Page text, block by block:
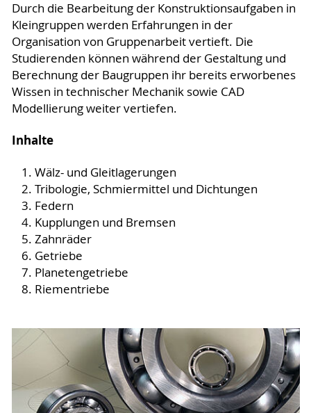
Durch die Bearbeitung der Konstruktionsaufgaben in
Kleingruppen werden Erfahrungen in der
Organisation von Gruppenarbeit vertieft. Die
Studierenden können während der Gestaltung und
Berechnung der Baugruppen ihr bereits erworbenes
Wissen in technischer Mechanik sowie CAD
Modellierung weiter vertiefen.
Inhalte
Wälz- und Gleitlagerungen
Tribologie, Schmiermittel und Dichtungen
Federn
Kupplungen und Bremsen
Zahnräder
Getriebe
Planetengetriebe
Riementriebe